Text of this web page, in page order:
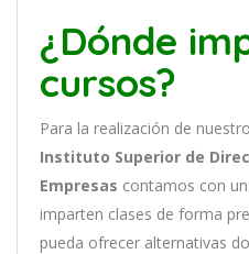
¿Dónde
cursos?
Para la realización de
Instituto Superior de
Empresas contamos con un
imparten clases de forma
pueda ofrecer alternativas